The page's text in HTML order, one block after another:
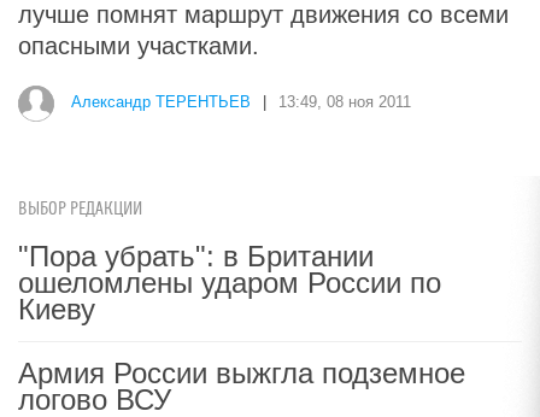
лучше помнят маршрут движения со всеми
опасными участками.
Александр ТЕРЕНТЬЕВ 13:49, 08 ноя 2011
ВЫБОР РЕДАКЦИИ
"Пора убрать": в Британии
ошеломлены ударом России по
Киеву
Армия России выжгла подземное
логово ВСУ